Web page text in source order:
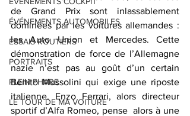
ÉVÉNEMENTS AUTOMOBILES
ESSAIS ROUTIERS
PORTRAITS
PLEIN PHARE
LE TOUR DE MA VOITURE
de Grand Prix sont inlassablement
dominées par les voitures allemandes :
les Auto Union et Mercedes. Cette
démonstration de force de l’Allemagne
nazie n’est pas au goût d’un certain
Benito Mussolini qui exige une riposte
italienne. Enzo Ferrari, alors directeur
sportif d’Alfa Romeo, pense  alors à une